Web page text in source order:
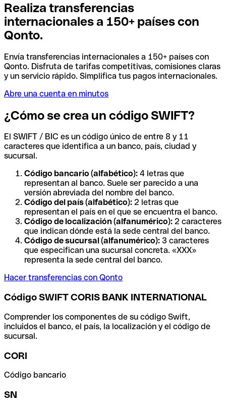
Realiza transferencias
internacionales a 150+ países con
Qonto.
Envía transferencias internacionales a 150+ países con
Qonto. Disfruta de tarifas competitivas, comisiones claras
y un servicio rápido. Simplifica tus pagos internacionales.
Abre una cuenta en minutos
¿Cómo se crea un código SWIFT?
El SWIFT / BIC es un código único de entre 8 y 11
caracteres que identifica a un banco, país, ciudad y
sucursal.
Código bancario (alfabético): 4 letras que
representan al banco. Suele ser parecido a una
versión abreviada del nombre del banco.
Código del país (alfabético): 2 letras que
representan el país en el que se encuentra el banco.
Código de localización (alfanumérico): 2 caracteres
que indican dónde está la sede central del banco.
Código de sucursal (alfanumérico): 3 caracteres
que especifican una sucursal concreta. «XXX»
representa la sede central del banco.
Hacer transferencias con Qonto
Código SWIFT CORIS BANK INTERNATIONAL
Comprender los componentes de su código Swift,
incluidos el banco, el país, la localización y el código de
sucursal.
CORI
Código bancario
SN